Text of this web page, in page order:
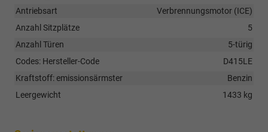
Antriebsart
Verbrennungsmotor (ICE)
Anzahl Sitzplätze
5
Anzahl Türen
5-türig
Codes: Hersteller-Code
D415LE
Kraftstoff: emissionsärmster
Benzin
Leergewicht
1433 kg